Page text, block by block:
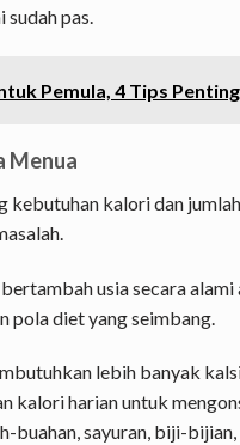
sudah pas.
Pemula, 4 Tips
Menua
kalori dan
usia secara alami
pola diet yang seimbang.
lebih banyak
kalori harian untuk
buahan, sayuran, biji-